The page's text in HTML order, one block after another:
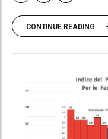
CONTINUE READING